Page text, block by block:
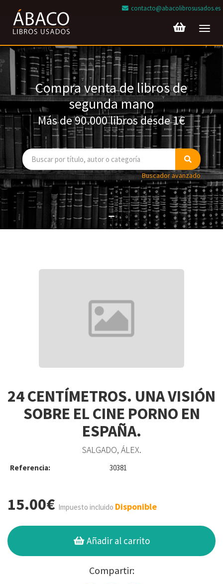
contacto@abacolibrosusados.es
Compra venta de libros de
segunda mano
Más de 90.000 libros desde 1€
Buscador avanzado
24 CENTÍMETROS. UNA VISIÓN
SOBRE EL CINE PORNO EN
ESPAÑA.
SALGADO, ÁLEX.
Referencia: 30381
15.00€ Impuesto incluido Disponible
Añadir al carrito
Compartir: